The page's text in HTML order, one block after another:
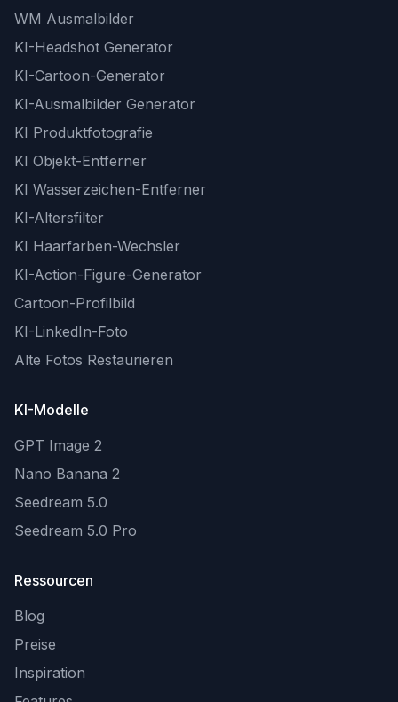
WM Ausmalbilder
KI-Headshot Generator
KI-Cartoon-Generator
KI-Ausmalbilder Generator
KI Produktfotografie
KI Objekt-Entferner
KI Wasserzeichen-Entferner
KI-Altersfilter
KI Haarfarben-Wechsler
KI-Action-Figure-Generator
Cartoon-Profilbild
KI-LinkedIn-Foto
Alte Fotos Restaurieren
KI-Modelle
GPT Image 2
Nano Banana 2
Seedream 5.0
Seedream 5.0 Pro
Ressourcen
Blog
Preise
Inspiration